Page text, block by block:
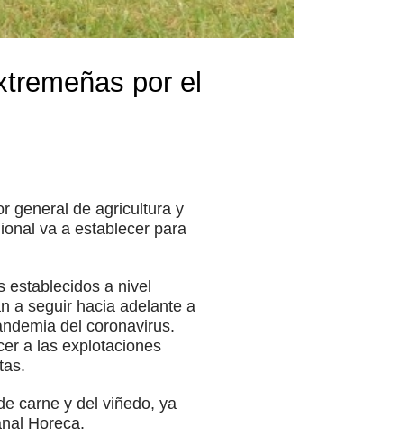
por el
general de agricultura y
va a establecer para
establecidos a nivel
a seguir hacia adelante a
del coronavirus.
a las explotaciones
carne y del viñedo, ya
Horeca.